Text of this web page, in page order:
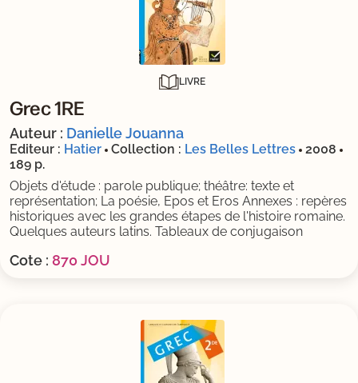
LIVRE
Grec 1RE
Auteur : Danielle Jouanna
Editeur : Hatier Collection : Les Belles Lettres
2008
189 p.
Objets d'étude : parole publique; théâtre: texte et
représentation; La poésie, Epos et Eros Annexes : repères
historiques avec les grandes étapes de l'histoire romaine.
Quelques auteurs latins. Tableaux de conjugaison
Cote : 870 JOU